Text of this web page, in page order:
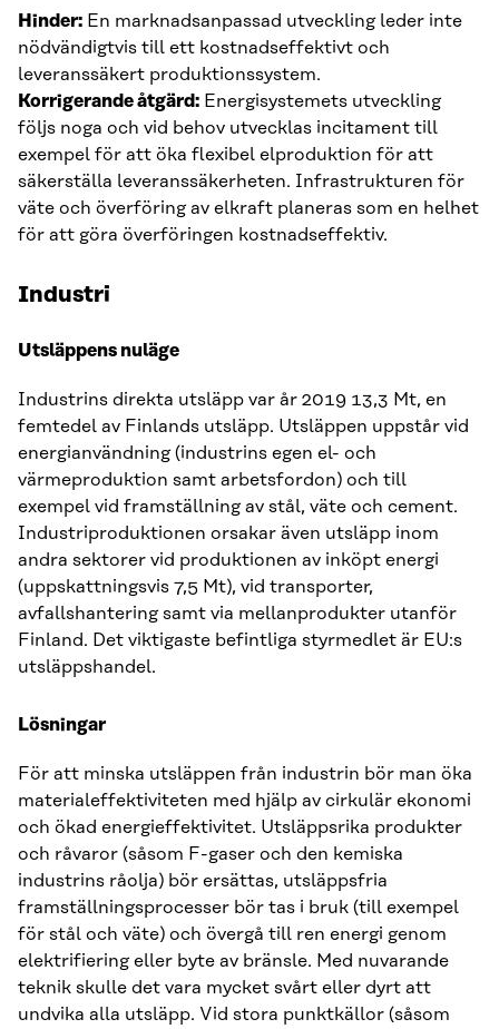
Hinder: En marknadsanpassad utveckling leder inte
nödvändigtvis till ett kostnadseffektivt och
leveranssäkert produktionssystem.
Korrigerande åtgärd: Energisystemets utveckling
följs noga och vid behov utvecklas incitament till
exempel för att öka flexibel elproduktion för att
säkerställa leveranssäkerheten. Infrastrukturen för
väte och överföring av elkraft planeras som en helhet
för att göra överföringen kostnadseffektiv.
Industri
Utsläppens nuläge
Industrins direkta utsläpp var år 2019 13,3 Mt, en
femtedel av Finlands utsläpp. Utsläppen uppstår vid
energianvändning (industrins egen el- och
värmeproduktion samt arbetsfordon) och till
exempel vid framställning av stål, väte och cement.
Industriproduktionen orsakar även utsläpp inom
andra sektorer vid produktionen av inköpt energi
(uppskattningsvis 7,5 Mt), vid transporter,
avfallshantering samt via mellanprodukter utanför
Finland. Det viktigaste befintliga styrmedlet är EU:s
utsläppshandel.
Lösningar
För att minska utsläppen från industrin bör man öka
materialeffektiviteten med hjälp av cirkulär ekonomi
och ökad energieffektivitet. Utsläppsrika produkter
och råvaror (såsom F-gaser och den kemiska
industrins råolja) bör ersättas, utsläppsfria
framställningsprocesser bör tas i bruk (till exempel
för stål och väte) och övergå till ren energi genom
elektrifiering eller byte av bränsle. Med nuvarande
teknik skulle det vara mycket svårt eller dyrt att
undvika alla utsläpp. Vid stora punktkällor (såsom